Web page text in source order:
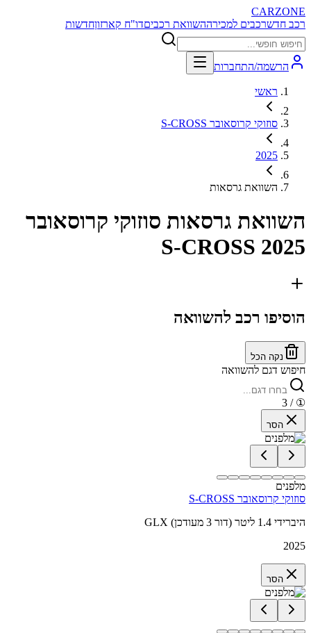
CARZONE
רכב חדשרכבים למכירההשוואת רכביםדו"ח קארזוןחדשות
הרשמה/התחברות
ראשי
סוזוקי קרוסאובר S-CROSS
2025
השוואת גרסאות
השוואת גרסאות סוזוקי קרוסאובר
S-CROSS 2025
הוסיפו רכב להשוואה
נקה הכל
חיפוש דגם להשוואה
①
/ 3
הסר
מלפנים
סוזוקי קרוסאובר S-CROSS
GLX היברידי 1.4 ליטר (דור 3 מעודכן)
2025
הסר